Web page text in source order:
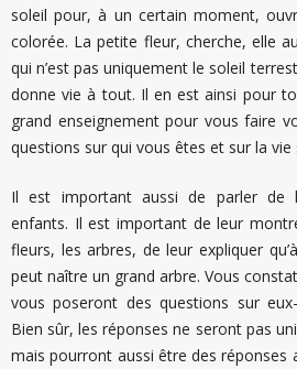
soleil pour, à un certain moment,
colorée. La petite fleur, cherche, elle
qui n’est pas uniquement le soleil
donne vie à tout. Il en est ainsi pour
grand enseignement pour vous faire
questions sur qui vous êtes et sur la vie
Il est important aussi de parler de
enfants. Il est important de leur
fleurs, les arbres, de leur expliquer
peut naître un grand arbre. Vous
vous poseront des questions sur
Bien sûr, les réponses ne seront pas
mais pourront aussi être des réponses